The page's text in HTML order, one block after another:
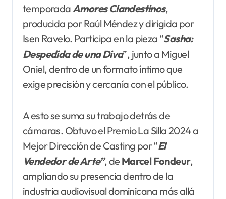
temporada Amores Clandestinos,
producida por Raúl Méndez y dirigida por
Isen Ravelo. Participa en la pieza “Sasha:
Despedida de una Diva”, junto a Miguel
Oniel, dentro de un formato íntimo que
exige precisión y cercanía con el público.
A esto se suma su trabajo detrás de
cámaras. Obtuvo el Premio La Silla 2024 a
Mejor Dirección de Casting por “El
Vendedor de Arte”, de Marcel Fondeur,
ampliando su presencia dentro de la
industria audiovisual dominicana más allá